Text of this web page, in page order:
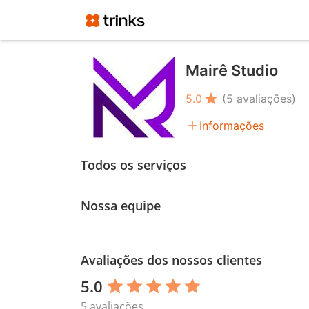
Mairê Studio
5.0 star (5 avaliações)
add Informações
Todos os serviços
Nossa equipe
Avaliações dos nossos clientes
5.0 star star star star star
5 avaliações